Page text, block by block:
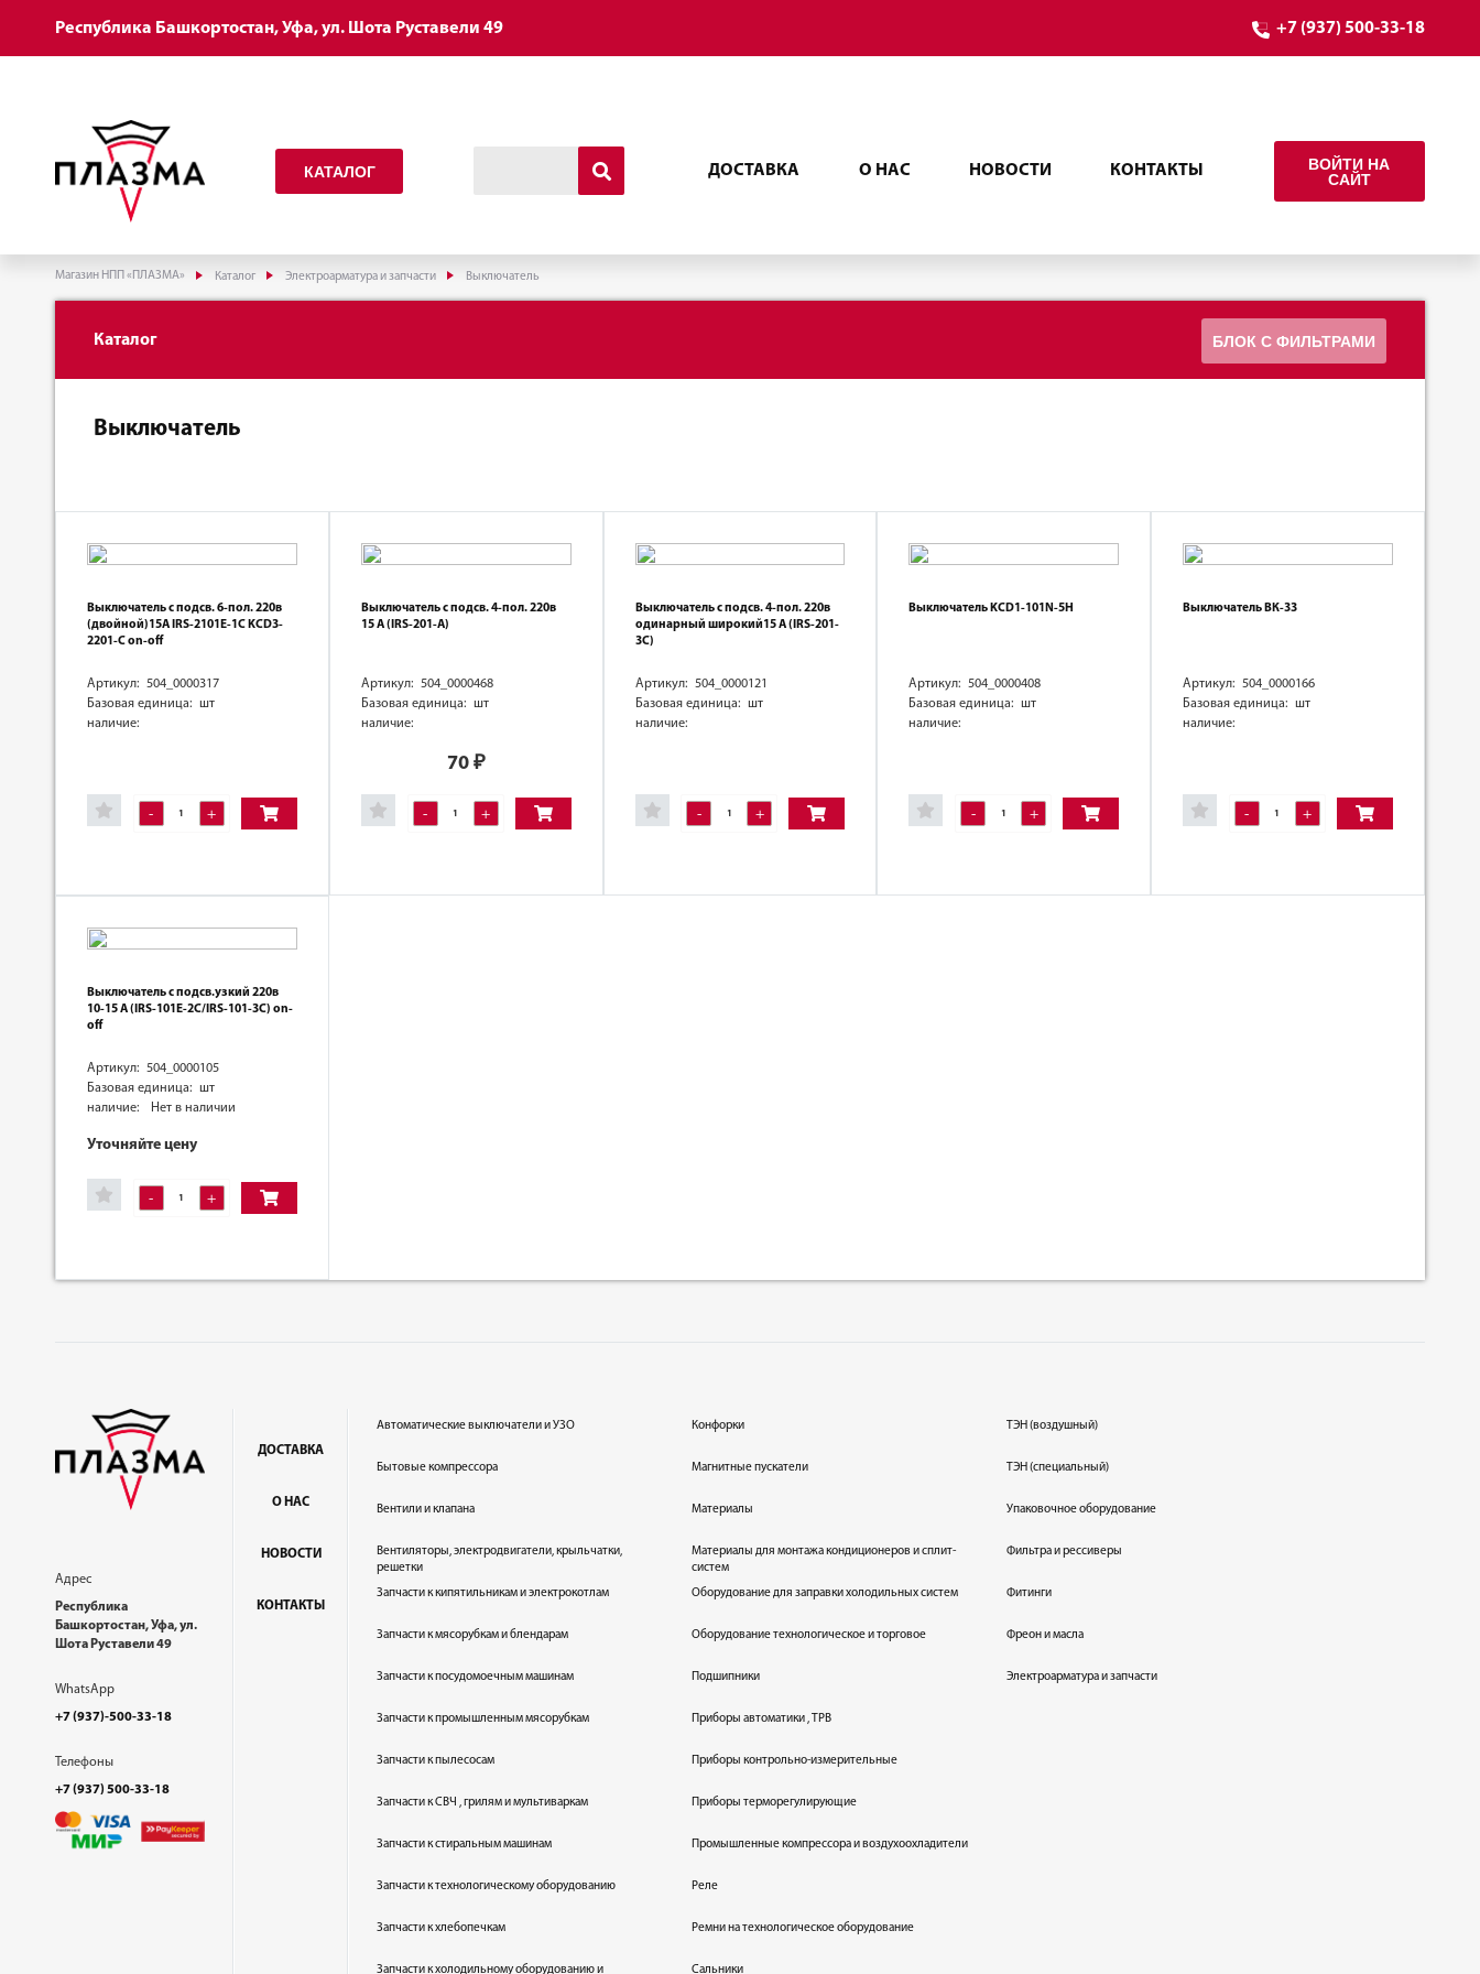
Республика Башкортостан, Уфа, ул. Шота Руставели 49 +7 (937) 500-33-18
КАТАЛОГ ДОСТАВКА О НАС НОВОСТИ КОНТАКТЫ
ВОЙТИ НА
САЙТ
Магазин НПП «ПЛАЗМА» Каталог Электроарматура и запчасти Выключатель
Каталог БЛОК С ФИЛЬТРАМИ
Выключатель
Выключатель с подсв. 6-пол. 220в
(двойной)15А IRS-2101E-1C KCD3-
2201-C on-off
Артикул: 504_0000317
Базовая единица: шт
наличие:
- +
Выключатель с подсв. 4-пол. 220в
15 А (IRS-201-A)
Артикул: 504_0000468
Базовая единица: шт
наличие:
70₽
- +
Выключатель с подсв. 4-пол. 220в
одинарный широкий15 А (IRS-201-
3C)
Артикул: 504_0000121
Базовая единица: шт
наличие:
- +
Выключатель KCD1-101N-5H
Артикул: 504_0000408
Базовая единица: шт
наличие:
- +
Выключатель ВК-33
Артикул: 504_0000166
Базовая единица: шт
наличие:
- +
Выключатель с подсв.узкий 220в
10-15 А (IRS-101E-2C/IRS-101-3C) on-
off
Артикул: 504_0000105
Базовая единица: шт
наличие:
Нет в наличии
Уточняйте цену
- +
Адрес
Республика
Башкортостан, Уфа, ул.
Шота Руставели 49
WhatsApp
+7 (937)-500-33-18
Телефоны
+7 (937) 500-33-18
ДОСТАВКА
О НАС
НОВОСТИ
КОНТАКТЫ
Автоматические выключатели и УЗО
Бытовые компрессора
Вентили и клапана
Вентиляторы, электродвигатели, крыльчатки,
решетки
Запчасти к кипятильникам и электрокотлам
Запчасти к мясорубкам и блендарам
Запчасти к посудомоечным машинам
Запчасти к промышленным мясорубкам
Запчасти к пылесосам
Запчасти к СВЧ , грилям и мультиваркам
Запчасти к стиральным машинам
Запчасти к технологическому оборудованию
Запчасти к хлебопечкам
Запчасти к холодильному оборудованию и
Конфорки
Магнитные пускатели
Материалы
Материалы для монтажа кондиционеров и сплит-
систем
Оборудование для заправки холодильных систем
Оборудование технологическое и торговое
Подшипники
Приборы автоматики , ТРВ
Приборы контрольно-измерительные
Приборы терморегулирующие
Промышленные компрессора и воздухоохладители
Реле
Ремни на технологическое оборудование
Сальники
ТЭН (воздушный)
ТЭН (специальный)
Упаковочное оборудование
Фильтра и рессиверы
Фитинги
Фреон и масла
Электроарматура и запчасти